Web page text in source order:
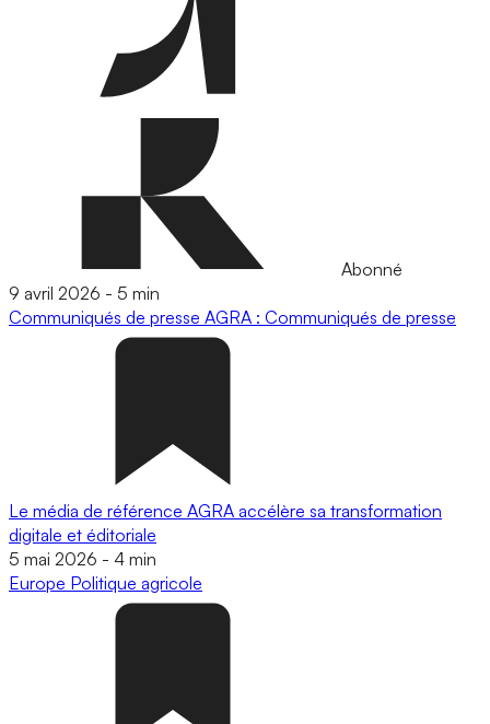
Abonné
9 avril 2026 - 5 min
Communiqués de presse AGRA : Communiqués de presse
Le média de référence AGRA accélère sa transformation
digitale et éditoriale
5 mai 2026 - 4 min
Europe Politique agricole